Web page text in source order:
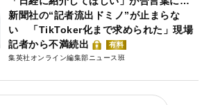
新聞社の“記者流出ドミノ”が止まらな
い 「TikToker化まで求められた」現場
記者から不満続出
有料
集英社オンライン編集部ニュース班